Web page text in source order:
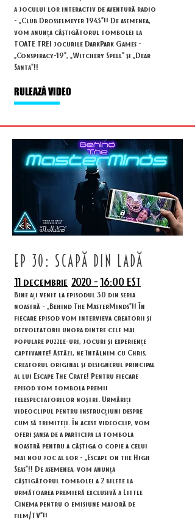
a jocului lor interactiv de aventură radio
- „Club Drosselmeyer 1943”!! De asemenea,
vom anunța câștigătorul tombolei la
TOATE TREI jocurile DarkPark Games -
„Conspiracy-19”, „Witchery Spell” și „Dear
Santa”!!
RULEAZĂ VIDEO
ep 30: scapă din ladă
11 decembrie 2020 - 16:00 EST
Bine ați venit la episodul 30 din seria
noastră - „Behind The MasterMinds”!! În
fiecare episod vom intervieva creatorii și
dezvoltatorii unora dintre cele mai
populare puzzle-uri, jocuri și experiențe
captivante! Astăzi, ne întâlnim cu Chris,
creatorul original și designerul principal
al lui Escape The Crate! Pentru fiecare
episod vom tombola premii
telespectatorilor noștri. Urmăriți
videoclipul pentru instrucțiuni despre
cum să trimiteți. În acest videoclip, vom
oferi șansa de a participa la tombola
noastră pentru a câștiga o copie a celui
mai nou joc al lor - „Escape on the High
Seas”!! De asemenea, vom anunța
câștigătorul tombolei a 2 bilete la
următoarea premieră exclusivă a Little
Cinema pentru o emisiune majoră de
film/TV”!!